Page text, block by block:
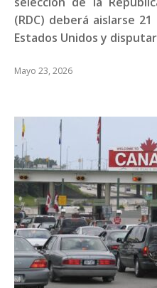
(RDC) deberá aislarse
Estados Unidos y
Mayo 23, 2026